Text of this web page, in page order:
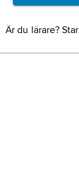
Är du lärare?